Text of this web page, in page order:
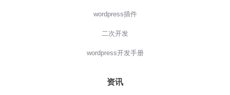
wordpress插件
二次开发
wordpress开发手册
资讯